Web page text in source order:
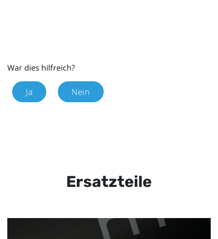
War dies hilfreich?
Ja Nein
Ersatzteile